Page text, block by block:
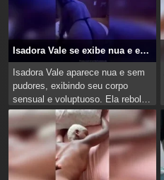
Isadora Vale se exibe nua e exuberante
Isadora Vale aparece nua e sem
pudores, exibindo seu corpo
sensual e voluptuoso. Ela rebola
a bunda, mostrando toda a sua
beleza e...